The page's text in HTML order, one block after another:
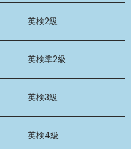
英検2級
英検準2級
英検3級
英検4級